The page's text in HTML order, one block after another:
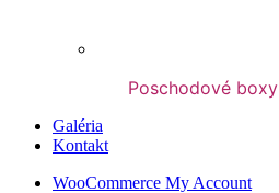
Poschodové boxy
Galéria
Kontakt
WooCommerce My Account